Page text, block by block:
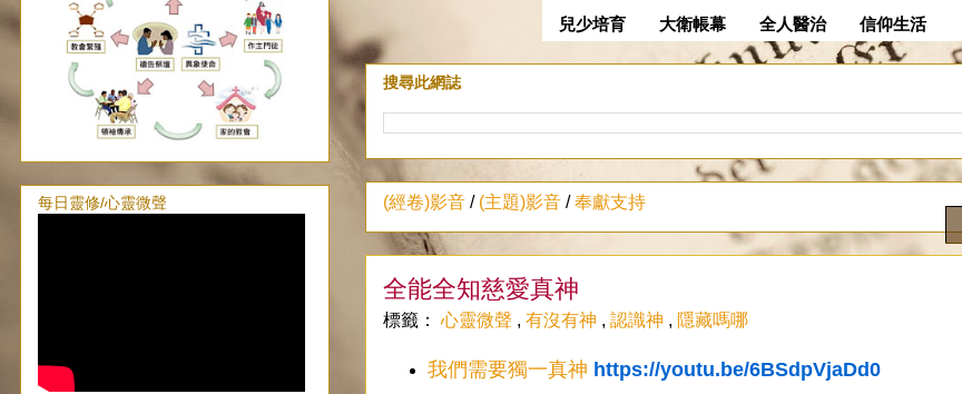
兒少培育 大衛帳幕 全人醫治 信仰生活
搜尋此網誌
(經卷)影音 / (主題)影音 /奉獻支持
全能全知慈愛真神
標籤： 心靈微聲 , 有沒有神 , 認識神 , 隱藏嗎哪
我們需要獨一真神 https://youtu.be/6BSdpVjaDd0
每日靈修/心靈微聲